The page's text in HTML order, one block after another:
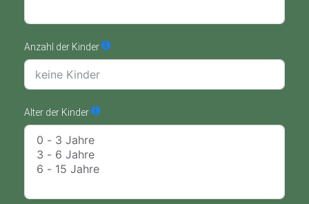
Anzahl der Kinder
Alter der Kinder